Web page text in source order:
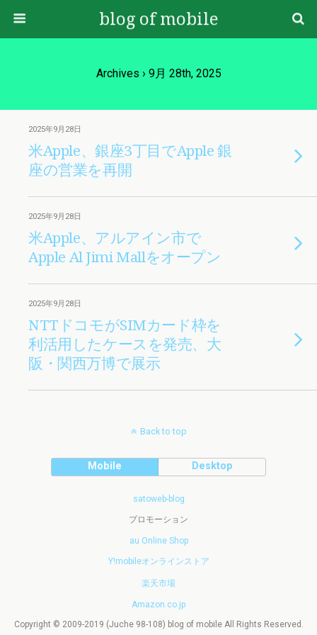
blog of mobile
Archives › 9月 28th, 2025
2025年9月28日
米Apple、銀座3丁目でApple 銀
座の営業を再開
2025年9月28日
米Apple、アルアイン市で
Apple Al Jimi Mallをオープン
2025年9月28日
NTTドコモがSIMカード枠を
利活用したケースを発売、大
阪・関西万博で展示
Back to top
Mobile Desktop
satoweb-blog
プロモーション
au Online Shop
Y!mobileオンラインストア
楽天市場
Amazon.co.jp
Copyright © 2009-2019 (Juche 98-108) blog of mobile All Rights Reserved.